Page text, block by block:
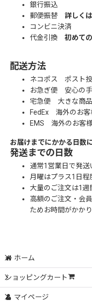
銀行振込
郵便振替 詳しく
コンビニ決済
代金引換 初めて
配送方法
ネコポス ポスト
お急ぎ便 安心の
宅急便 大きな商
FedEx 海外のお客
EMS 海外のお客
お届けまでにかかる日数
発送までの日数
通常1営業日で発送
月曜はプラス1日程
大量のご注文は1週
高額のご注文・会
ためお時間がかかり
ホーム
ショッピングカート
マイページ